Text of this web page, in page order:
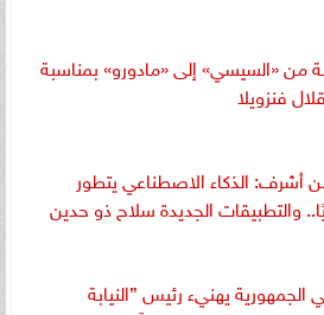
من «السيسي» إلى «مادورو» بمناسبة
فنزويلا
أشرف: الذكاء الاصطناعي يتطور
والتطبيقات الجديدة سلاح ذو حدين
الجمهورية يهنيء رئيس ”النيابة